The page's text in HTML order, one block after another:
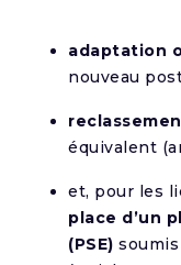
adaptation
nouveau
équivalent
et, pour les
place d’un
(PSE)